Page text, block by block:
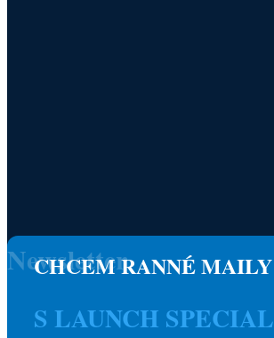
CHCEM RANNÉ MAILY
S LAUNCH SPECIAL
Newsletter